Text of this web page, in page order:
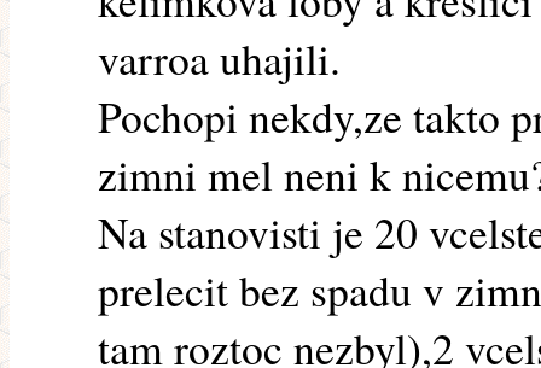
varroa uhajili.
Pochopi nekdy,ze takto
zimni mel neni k
Na stanovisti je 20
prelecit bez spadu v
tam roztoc nezbyl),2